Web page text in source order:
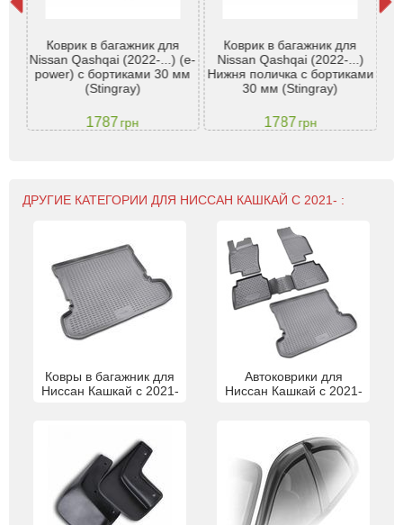
Коврик в багажник для
Nissan Qashqai (2022-...) (e-
power) с бортиками 30 мм
(Stingray)
1787грн
Коврик в багажник для
Nissan Qashqai (2022-...)
Нижня поличка с бортиками
30 мм (Stingray)
1787грн
ДРУГИЕ КАТЕГОРИИ ДЛЯ НИССАН КАШКАЙ С 2021- :
Ковры в багажник для
Ниссан Кашкай с 2021-
Автоковрики для
Ниссан Кашкай с 2021-